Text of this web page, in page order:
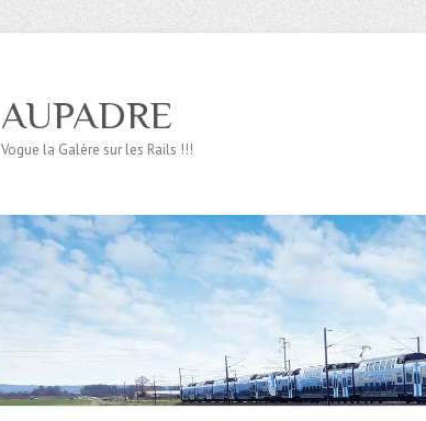
AUPADRE
Vogue la Galère sur les Rails !!!